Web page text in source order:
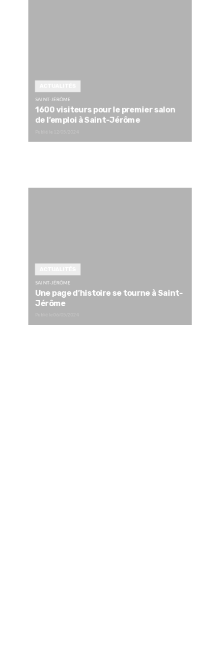
SAINT-JÉRÔME
1600 visiteurs pour le premier salon
de l’emploi à Saint-Jérôme
SAINT-JÉRÔME
Une page d’histoire se tourne à Saint-
Jérôme